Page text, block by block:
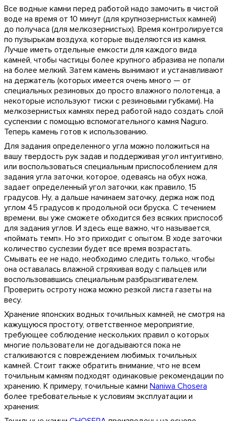
Все водные камни перед работой надо замочить в чистой
воде на время от 10 минут (для крупнозернистых камней)
до получаса (для мелкозернистых). Время контролируется
по пузырькам воздуха, которые выделяются из камня.
Лучше иметь отдельные емкости для каждого вида
камней, чтобы частицы более крупного абразива не попали
на более мелкий. Затем камень вынимают и устанавливают
на держатель (которых имеется очень много — от
специальных резиновых до просто влажного полотенца, а
некоторые используют тиски с резиновыми губками). На
мелкозернистых камнях перед работой надо создать слой
суспензии с помощью вспомогательного камня Naguro.
Теперь камень готов к использованию.
Для задания определенного угла можно положиться на
вашу твердость рук задав и поддерживая угол интуитивно,
или воспользоваться специальным приспособлением для
задания угла заточки, которое, одеваясь на обух ножа,
задает определенный угол заточки, как правило, 15
градусов. Ну, а дальше начинаем заточку, держа нож под
углом 45 градусов к продольной оси бруска. С течением
времени, вы уже сможете обходится без всяких приспособ
для задания углов. И здесь еще важно, что называется,
«поймать темп». Но это приходит с опытом. В ходе заточки
количество суспезии будет все время возрастать.
Смывать ее не надо, необходимо следить только, чтобы
она оставалась влажной стряхивая воду с пальцев или
воспользовавшись специальным разбрызгивателем.
Проверить остроту ножа можно резкой листа газеты на
весу.
Хранение японских водных точильных камней, не смотря на
кажущуюся простоту, ответственное мероприятие,
требующее соблюдение нескольких правил о которых
многие пользователи не догадываются пока не
сталкиваются с повреждением любимых точильных
камней. Стоит также обратить внимание, что не всем
точильным камням подходят одинаковые рекомендации по
хранению. К примеру, точильные камни Naniwa Chosera
более требовательные к условиям эксплуатации и
хранения: